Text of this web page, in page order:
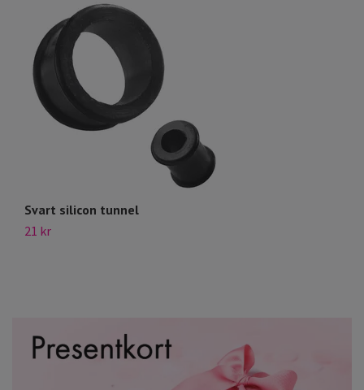
Svart silicon tunnel
21 kr